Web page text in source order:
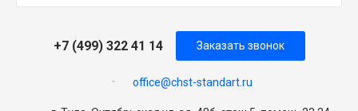
+7 (499) 322 41 14
office@chst-standart.ru
Заказать звонок